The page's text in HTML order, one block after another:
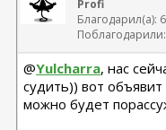
Profi
Благодарил(а):
@Yulcharra, нас
судить)) вот
можно будет